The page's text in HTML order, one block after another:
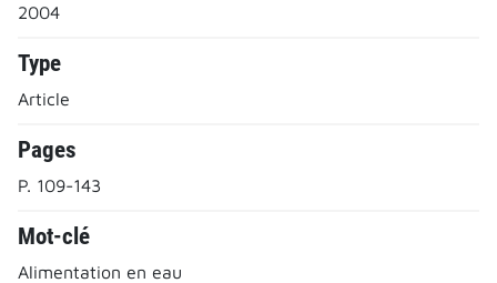
2004
Type
Article
Pages
P. 109-143
Mot-clé
Alimentation en eau